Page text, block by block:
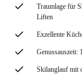
Traumlage für
Liften
Exzellente
Genussauszeit:
Skilanglauf mit